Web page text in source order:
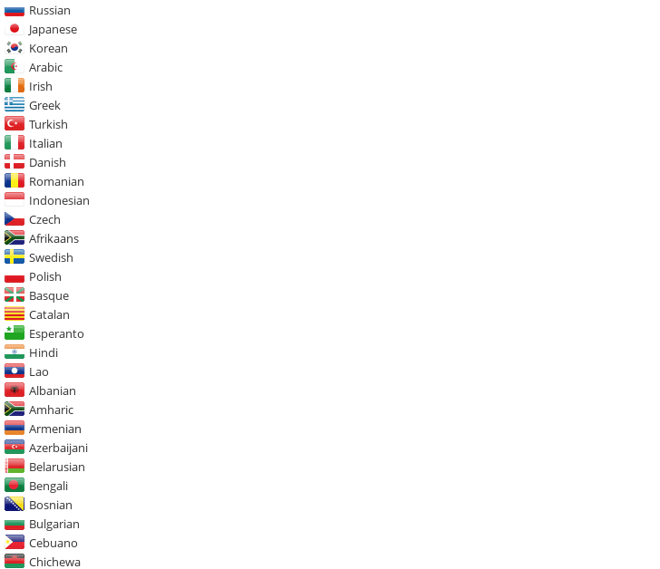
Russian
Japanese
Korean
Arabic
Irish
Greek
Turkish
Italian
Danish
Romanian
Indonesian
Czech
Afrikaans
Swedish
Polish
Basque
Catalan
Esperanto
Hindi
Lao
Albanian
Amharic
Armenian
Azerbaijani
Belarusian
Bengali
Bosnian
Bulgarian
Cebuano
Chichewa